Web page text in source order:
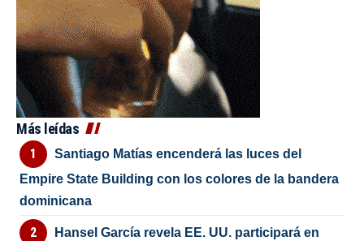
Más leídas
Santiago Matías encenderá las luces del
Empire State Building con los colores de la bandera
dominicana
Hansel García revela EE. UU. participará en